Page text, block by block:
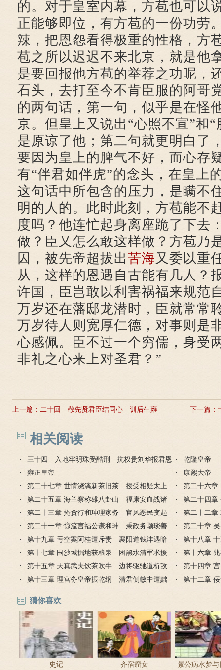
的。对于皇室内幕，方苞也可以
正能够即位，有方苞的一份功劳
辣，把恩怨看得极重的性格，方
苞之所以迟迟不来北京，就是他
是要回报他方苞的举荐之功呢，
石头，去打至今不肯臣服的阿哥
的两句话，第一句，似乎是在怪
京。但皇上又说出“心照不宣”和
是原谅了他；第二句就更明白了
要因为皇上的脾气不好，而心存
有“伴君如伴虎”的念头，在皇上
这句话中所包含的压力，是瞒不
明的人的。此时此刻，方苞能不
度吗？他连忙起身离座跪了下去
做？臣又怎么敢这样做？方苞乃
囚，被先帝超拔出苦海又委以重
从，这样的恩遇自古能有几人？
许国，臣岂敢以利害祸福来规范
万岁还在藩邸龙潜时，臣就常常
万岁待人则宽厚仁德，对事则是
心感佩。臣不过一个穷儒，身受
非礼之心来上对圣君？”
上一篇： 二十回 敬先贤君臣结同心 训后生雍 下一篇：
相关阅读
三十四 入地牢明珠受酷刑 抗权贵刘华报君恩
乾隆皇帝
雍正皇帝
康熙大帝
第二十七章 世情浇漓新茶旧茶 授受相疑太上
今上
第二十六
消融
第二十五章 海兰察称雄八卦山 福康安血战诸
罗城
第二十四
海流
第二十三章 掩贪行和珅理家务 官风恶民变起
台湾
第二十二
苍发
第二十一章 惊流言福公谦和珅 秉政务颙琰善
藏拙
第二十章
庙
第十九章 亏空案阿桂遭斥责 襄阳道钱沣遇暗
算
第十八章
温
第十七章 围沙城掘地获粮泉 困黑水清军求援
兵
第十六章
营
第十五章 天真武夫饮茶吹牛 边将驱驰道析敌
情
第十四章
域
第十三章 理宫务皇帝振乾纲 清君侧敏中遭黜
第十二章
猜你喜欢
史记 齐宿瘤女
景公病水梦与